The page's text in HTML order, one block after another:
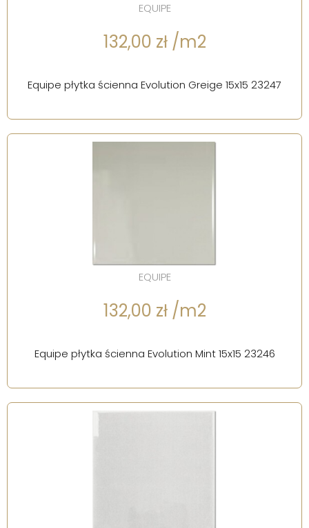
EQUIPE
132,00 zł /m2
Equipe płytka ścienna Evolution Greige 15x15 23247
EQUIPE
132,00 zł /m2
Equipe płytka ścienna Evolution Mint 15x15 23246